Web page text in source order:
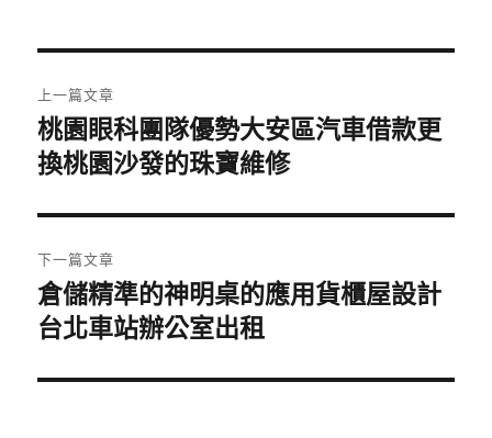
章
導
覽
上一篇文章
上
一
文
章:
桃園眼科團隊優勢大安區汽車借款更
換桃園沙發的珠寶維修
下一篇文章
下
一
文
倉儲精準的神明桌的應用貨櫃屋設計
台北車站辦公室出租